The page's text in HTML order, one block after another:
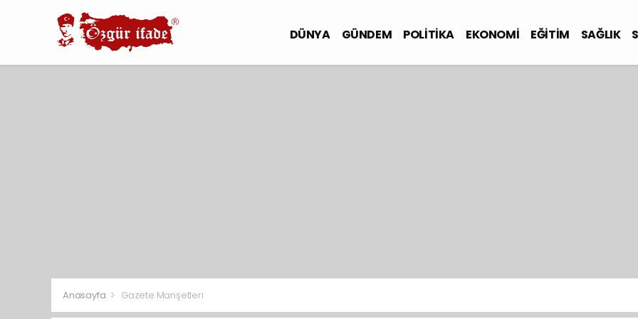
DÜNYA GÜNDEM POLİTİKA EKONOMİ EĞİTİM SAĞLIK
Anasayfa Gazete Manşetleri